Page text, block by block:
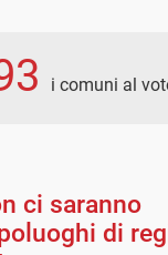
i comuni al
ci saranno
di